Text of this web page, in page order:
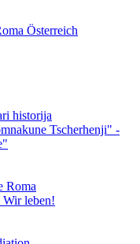
Österreich
historija
Tscherhenji" -
Roma
Wir leben!